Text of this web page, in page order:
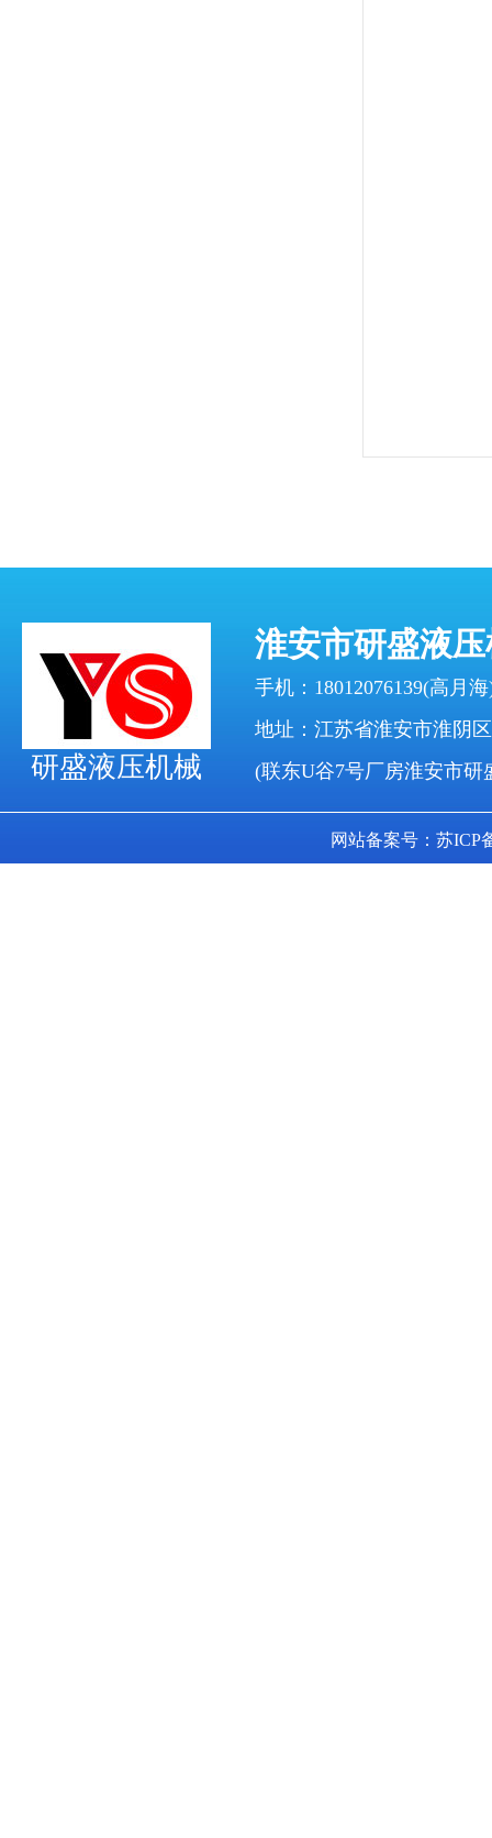
研盛液压机械
淮安市研盛液
手机：18012076139(高月
地址：江苏省淮安市淮阴
(联东U谷7号厂房淮安市研
网站备案号：苏ICP